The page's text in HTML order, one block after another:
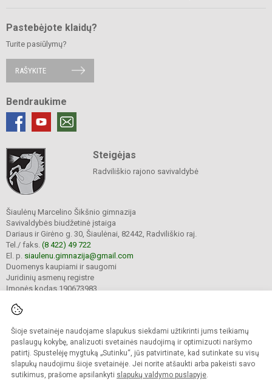
Šioje svetainėje naudojame slapukus siekdami užtikrinti jums teikiamų
paslaugų kokybę, analizuoti svetainės naudojimą ir optimizuoti naršymo
patirtį. Spustelėję mygtuką „Sutinku“, jūs patvirtinate, kad sutinkate su visų
slapukų naudojimu šioje svetainėje. Jei norite atšaukti arba pakeisti savo
sutikimus, prašome apsilankyti slapukų valdymo puslapyje.
Pastebėjote klaidų?
Turite pasiūlymų?
RAŠYKITE
Bendraukime
Steigėjas
Radviliškio rajono savivaldybė
Šiaulėnų Marcelino Šikšnio gimnazija
Savivaldybės biudžetinė įstaiga
Dariaus ir Girėno g. 30, Šiaulėnai, 82442, Radviliškio raj.
Tel./ faks. (8 422) 49 722
El. p. siaulenu.gimnazija@gmail.com
Duomenys kaupiami ir saugomi
Juridinių asmenų registre
Įmonės kodas 190673983
© 2023. Šiaulėnų Marcelino Šikšnio gimnazija. Visos teisės saugomos.
Kopijuoti turinį be raštiško gimnazijos sutikimo griežtai draudžiama.
Prieinamumo paraiška Slapukų valdymas
Sumanus būdas atnaujinti